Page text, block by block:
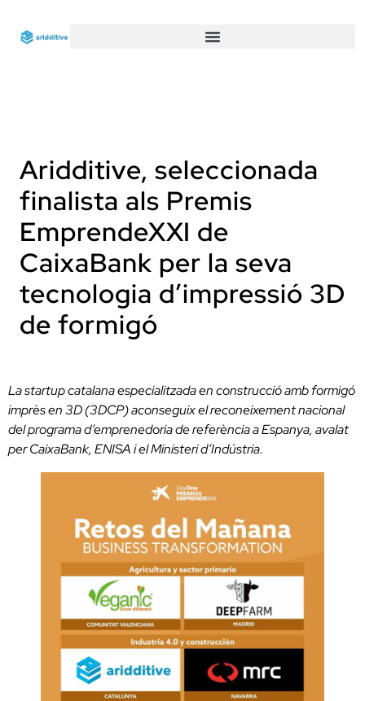
Aridditive, seleccionada
finalista als Premis
EmprendeXXI de
CaixaBank per la seva
tecnologia d’impressió 3D
de formigó
La startup catalana especialitzada en construcció amb formigó
imprès en 3D (3DCP) aconseguix el reconeixement nacional
del programa d’emprenedoria de referència a Espanya, avalat
per CaixaBank, ENISA i el Ministeri d’Indústria.